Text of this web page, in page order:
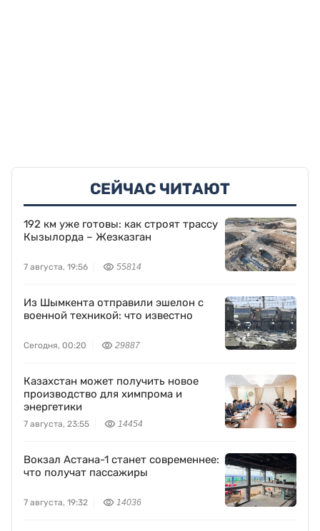
СЕЙЧАС ЧИТАЮТ
192 км уже готовы: как строят трассу
Кызылорда – Жезказган
7 августа, 19:56 55814
Из Шымкента отправили эшелон с
военной техникой: что известно
Сегодня, 00:20 29887
Казахстан может получить новое
производство для химпрома и
энергетики
7 августа, 23:55 14454
Вокзал Астана-1 станет современнее:
что получат пассажиры
7 августа, 19:32 14036